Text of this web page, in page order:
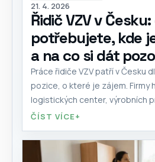
21. 4. 2026
Řidič VZV v
potřebujete, kde
a na co si dát
Práce řidiče VZV patří v Česku
pozice, o které je zájem. Firmy
logistických center, výrobních
ČÍST VÍCE+